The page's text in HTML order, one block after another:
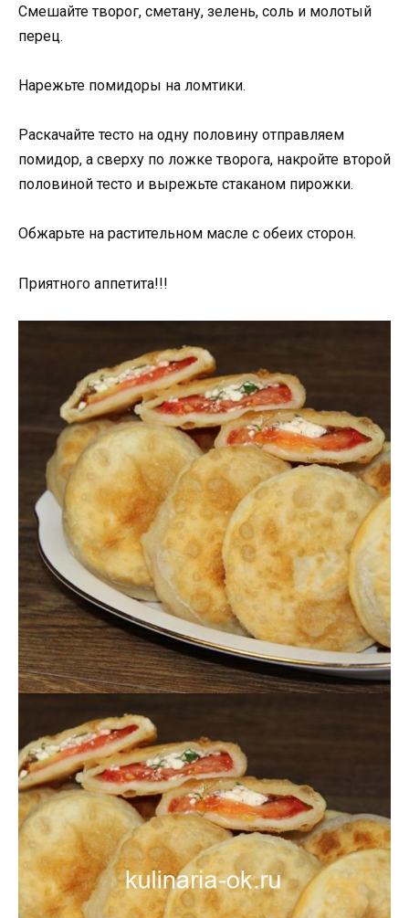
Смешайте творог, сметану, зелень, соль и молотый
перец.
Нарежьте помидоры на ломтики.
Раскачайте тесто на одну половину отправляем
помидор, а сверху по ложке творога, накройте второй
половиной тесто и вырежьте стаканом пирожки.
Обжарьте на растительном масле с обеих сторон.
Приятного аппетита!!!